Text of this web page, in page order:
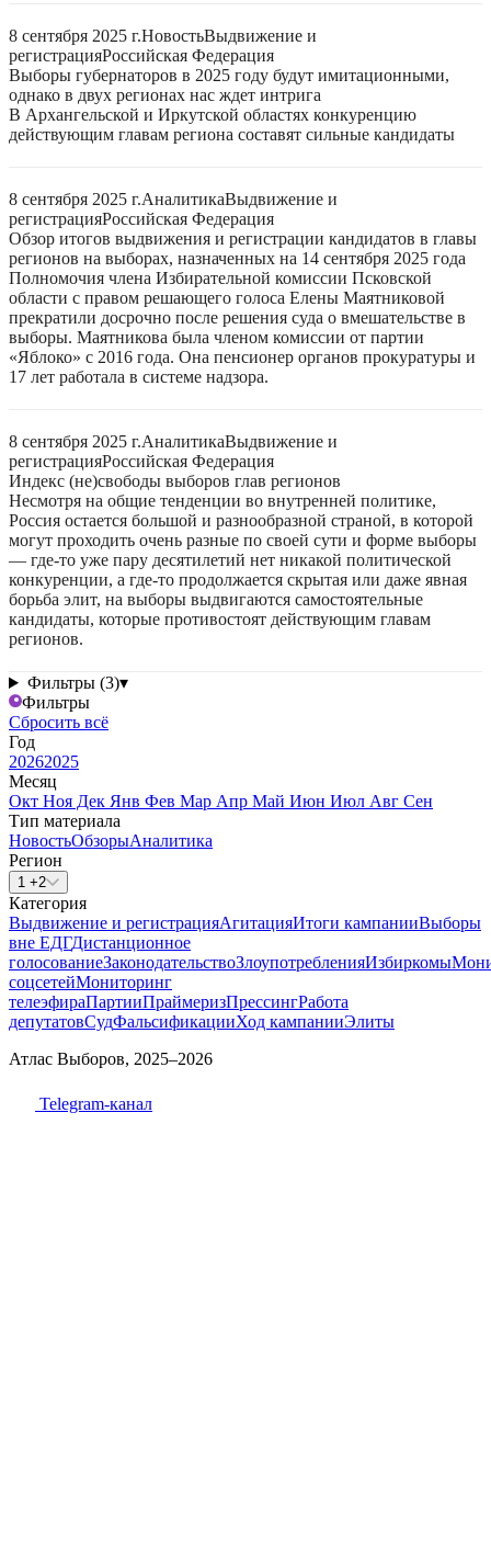
8 сентября 2025 г.НовостьВыдвижение и
регистрацияРоссийская Федерация
Выборы губернаторов в 2025 году будут имитационными,
однако в двух регионах нас ждет интрига
В Архангельской и Иркутской областях конкуренцию
действующим главам региона составят сильные кандидаты
8 сентября 2025 г.АналитикаВыдвижение и
регистрацияРоссийская Федерация
Обзор итогов выдвижения и регистрации кандидатов в главы
регионов на выборах, назначенных на 14 сентября 2025 года
Полномочия члена Избирательной комиссии Псковской
области с правом решающего голоса Елены Маятниковой
прекратили досрочно после решения суда о вмешательстве в
выборы. Маятникова была членом комиссии от партии
«Яблоко» с 2016 года. Она пенсионер органов прокуратуры и
17 лет работала в системе надзора.
8 сентября 2025 г.АналитикаВыдвижение и
регистрацияРоссийская Федерация
Индекс (не)свободы выборов глав регионов
Несмотря на общие тенденции во внутренней политике,
Россия остается большой и разнообразной страной, в которой
могут проходить очень разные по своей сути и форме выборы
— где-то уже пару десятилетий нет никакой политической
конкуренции, а где-то продолжается скрытая или даже явная
борьба элит, на выборы выдвигаются самостоятельные
кандидаты, которые противостоят действующим главам
регионов.
Фильтры (3)▾
Фильтры
Сбросить всё
Год
20262025
Месяц
Окт Ноя Дек Янв Фев Мар Апр Май Июн Июл Авг Сен
Тип материала
НовостьОбзорыАналитика
Регион
1 +2
Категория
Выдвижение и регистрацияАгитацияИтоги кампанииВыборы
вне ЕДГДистанционное
голосованиеЗаконодательствоЗлоупотребленияИзбиркомы
соцсетейМониторинг
телеэфираПартииПраймеризПрессингРабота
депутатовСудФальсификацииХод кампанииЭлиты
Атлас Выборов, 2025–2026
Telegram-канал